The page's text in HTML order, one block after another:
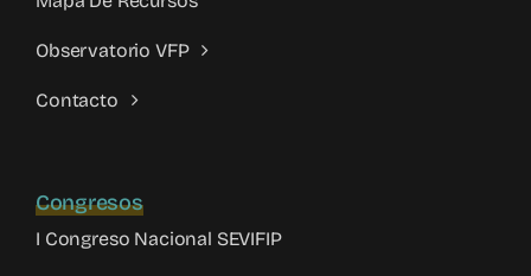
Observatorio VFP
Contacto
Congresos
I Congreso Nacional SEVIFIP